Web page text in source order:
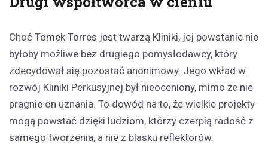
Choć Tomek Torres jest twarzą Kliniki, jej powstanie nie
byłoby możliwe bez drugiego pomysłodawcy, który
zdecydował się pozostać anonimowy. Jego wkład w
rozwój Kliniki Perkusyjnej był nieoceniony, mimo że nie
pragnie on uznania. To dowód na to, że wielkie projekty
mogą powstać dzięki ludziom, którzy czerpią radość z
samego tworzenia, a nie z blasku reflektorów.